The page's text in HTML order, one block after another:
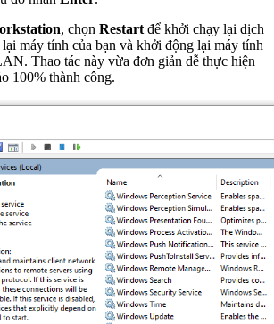
, chọn Restart để khởi chạy lại dịch
máy tính của bạn và khởi động lại máy tính
Thao tác này vừa đơn giản dễ thực hiện
100% thành công.